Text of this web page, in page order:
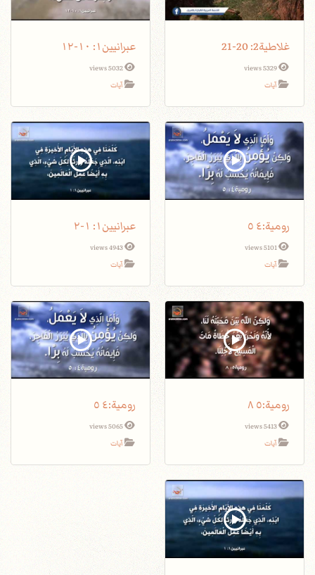
غلاطية2: 20-21
5329 views
آيات
عبرانيين١: ١٠-١٢
5032 views
آيات
5101 views
آيات
عبرانيين١: ١-٢
4943 views
آيات
5413 views
آيات
5065 views
آيات